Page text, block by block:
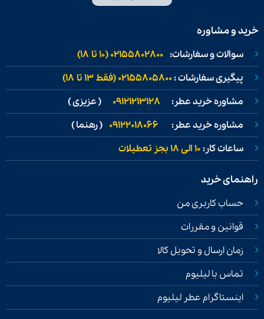
خرید و مشاوره
سوالات و سفارشات: 02155802800 (۱۰ تا ۱۸)
پیگیری سفارشات :02155805800 (فقط ۱۳ تا ۱۸)
مشاوره خرید عطر: 09121213128 ( عزیزی )
مشاوره خرید عطر: 09122018066 ( رهنما )
ساعات کار:۱۰ الی ۱۸ بجز تعطیلات
راهنمای خرید
حساب کاربری من
قوانین و مقررات
زمان ارسال و تحویل کالا
تماس با لیلیوم
اینستاگرام عطر لیلیوم